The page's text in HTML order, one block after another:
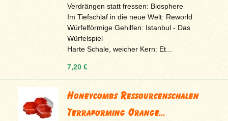
Verdrängen statt fressen: Biosphere
Im Tiefschlaf in die neue Welt: Reworld
Würfelförmige Gehilfen: Istanbul - Das
Würfelspiel
Harte Schale, weicher Kern: Et...
7,20 €
Honeycombs Ressourcenschalen
Terraforming Orange...